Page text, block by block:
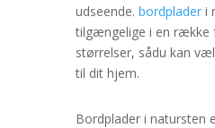
udseende. bordplader i
tilgængelige i en række
størrelser, sådu kan
til dit hjem.
Bordplader i natursten